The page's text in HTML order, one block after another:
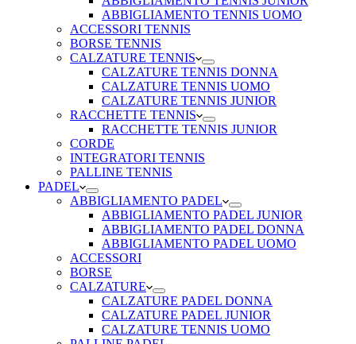
ABBIGLIAMENTO TENNIS UOMO
ACCESSORI TENNIS
BORSE TENNIS
CALZATURE TENNIS
CALZATURE TENNIS DONNA
CALZATURE TENNIS UOMO
CALZATURE TENNIS JUNIOR
RACCHETTE TENNIS
RACCHETTE TENNIS JUNIOR
CORDE
INTEGRATORI TENNIS
PALLINE TENNIS
PADEL
ABBIGLIAMENTO PADEL
ABBIGLIAMENTO PADEL JUNIOR
ABBIGLIAMENTO PADEL DONNA
ABBIGLIAMENTO PADEL UOMO
ACCESSORI
BORSE
CALZATURE
CALZATURE PADEL DONNA
CALZATURE PADEL JUNIOR
CALZATURE TENNIS UOMO